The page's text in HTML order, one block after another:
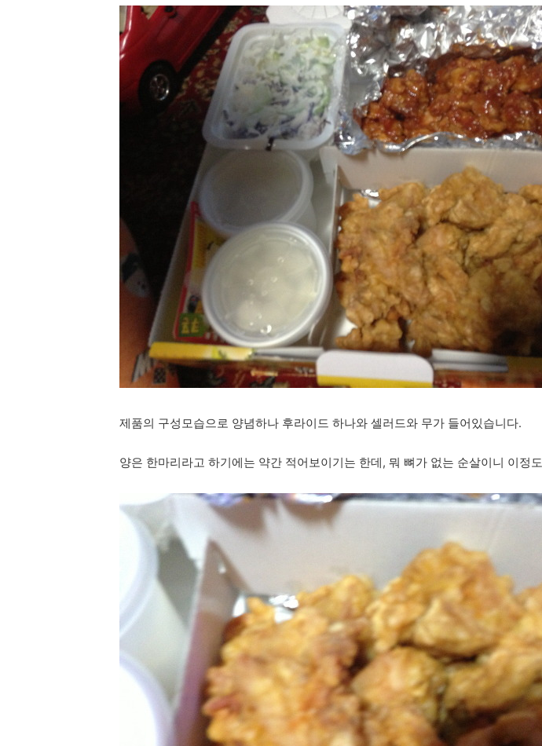
제품의 구성모습으로 양념하나 후라이드 하나와 셀러드와 무가 들어있습니다.
양은 한마리라고 하기에는 약간 적어보이기는 한데, 뭐 뼈가 없는 순살이니 이정